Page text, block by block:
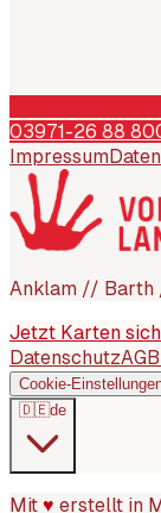
03971-26 88
Impressum
Anklam // Barth
Jetzt Karten
DatenschutzAGB
Cookie-
🇩🇪de
Mit ♥ erstellt in